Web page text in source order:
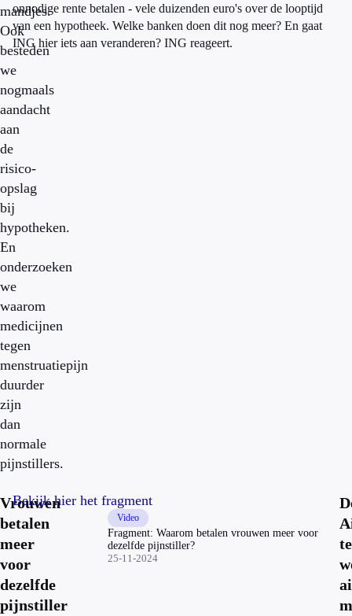
mandjes.
Ook
besteden
we
nogmaals
aandacht
aan
de
risico-
opslag
bij
hypotheken.
En
onderzoeken
we
waarom
medicijnen
tegen
menstruatiepijn
duurder
zijn
dan
normale
pijnstillers.
onnodige rente betalen - vele duizenden euro's over de looptijd
van een hypotheek. Welke banken doen dit nog meer? En gaat
ING hier iets aan veranderen? ING reageert.
Vrouwen
betalen
meer
voor
dezelfde
pijnstiller
Bekijk hier het fragment
Video
Fragment: Waarom betalen vrouwen meer voor
dezelfde pijnstiller?
25-11-2024